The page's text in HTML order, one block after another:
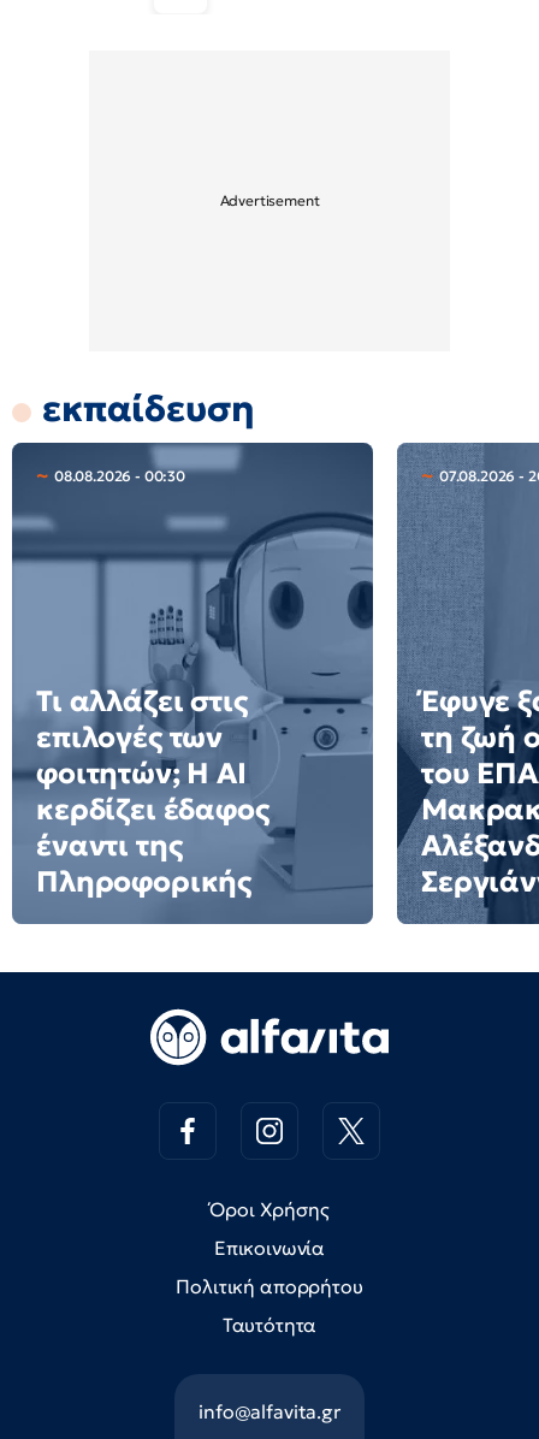
εκπαίδευση
08.08.2026 - 00:30
Τι αλλάζει στις
επιλογές των
φοιτητών; Η AI
κερδίζει έδαφος
έναντι της
Πληροφορικής
07.08.2026 -
Έφυγε
τη ζωή
του
Όροι Χρήσης
Επικοινωνία
Πολιτική απορρήτου
Ταυτότητα
info@alfavita.gr